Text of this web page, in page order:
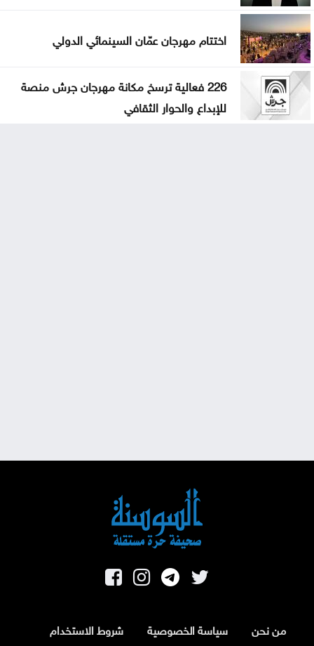
اختتام مهرجان عمّان السينمائي الدولي
226 فعالية ترسخ مكانة مهرجان جرش منصة
للإبداع والحوار الثقافي
من نحن سياسة الخصوصية
شروط الاستخدام